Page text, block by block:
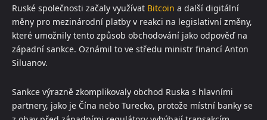
Ruské společnosti začaly využívat Bitcoin a další digitální
měny pro mezinárodní platby v reakci na legislativní změny,
které umožnily tento způsob obchodování jako odpověď na
západní sankce. Oznámil to ve středu ministr financí Anton
Siluanov.
Sankce výrazně zkomplikovaly obchod Ruska s hlavními
partnery, jako je Čína nebo Turecko, protože místní banky se